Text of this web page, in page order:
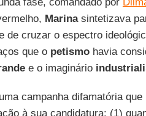
Marinasintetizava
de cruzar o espectro
que o petismohavia
e o imaginário
campanha difamatória que
à sua candidatura: (1)